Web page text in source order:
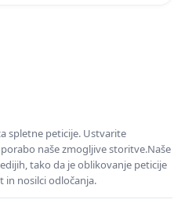
spletne peticije. Ustvarite
naše zmogljive storitve.Naše
tako da je oblikovanje peticije
in nosilci odločanja.